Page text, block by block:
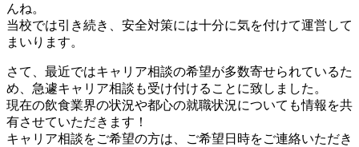
んね。
当校では引き続き、安全対策には十分に気を付けて運営して
まいります。
さて、最近ではキャリア相談の希望が多数寄せられているた
め、急遽キャリア相談も受け付けることに致しました。
現在の飲食業界の状況や都心の就職状況についても情報を共
有させていただきます！
キャリア相談をご希望の方は、ご希望日時をご連絡いただき